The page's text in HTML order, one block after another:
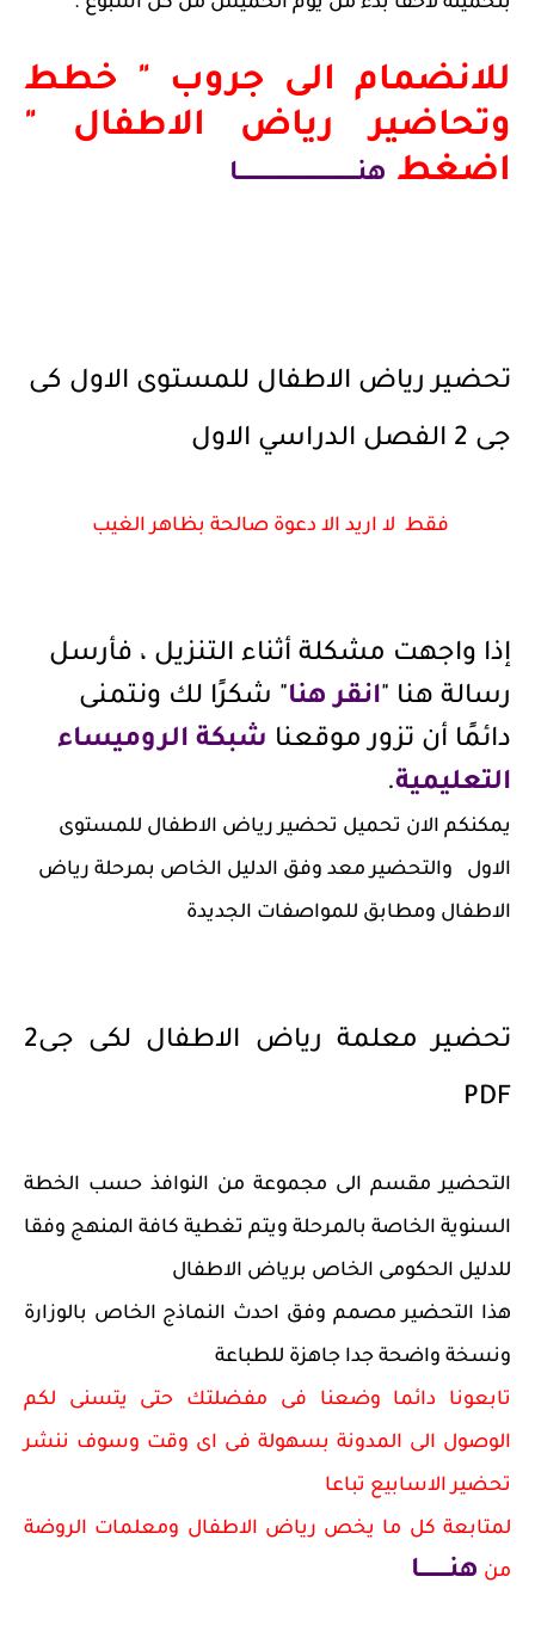
للانضمام الى جروب " خطط
وتحاضير رياض الاطفال "
اضغط هنـــــــــــــــــــــــــــــــــا
تحضير رياض الاطفال للمستوى الاول كى
جى 2 الفصل الدراسي الاول
فقط لا اريد الا دعوة صالحة بظاهر الغيب
إذا واجهت مشكلة أثناء التنزيل ، فأرسل
رسالة هنا "انقر هنا" شكرًا لك ونتمنى
دائمًا أن تزور موقعنا شبكة الروميساء
التعليمية.
يمكنكم الان تحميل تحضير رياض الاطفال للمستوى
الاول والتحضير معد وفق الدليل الخاص بمرحلة رياض
الاطفال ومطابق للمواصفات الجديدة
تحضير معلمة رياض الاطفال لكى جى2
PDF
التحضير مقسم الى مجموعة من النوافذ حسب الخطة
السنوية الخاصة بالمرحلة ويتم تغطية كافة المنهج وفقا
للدليل الحكومى الخاص برياض الاطفال
هذا التحضير مصمم وفق احدث النماذج الخاص بالوزارة
ونسخة واضحة جدا جاهزة للطباعة
تابعونا دائما وضعنا فى مفضلتك حتى يتسنى لكم
الوصول الى المدونة بسهولة فى اى وقت وسوف ننشر
تحضير الاسابيع تباعا
لمتابعة كل ما يخص رياض الاطفال ومعلمات الروضة
من هنــــــــا